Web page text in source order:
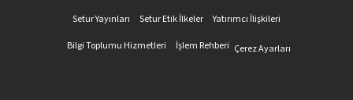
Setur Yayınları
Setur Etik İlkeler
Yatırımcı İlişkileri
Bilgi Toplumu Hizmetleri
İşlem Rehberi Çerez Ayarları